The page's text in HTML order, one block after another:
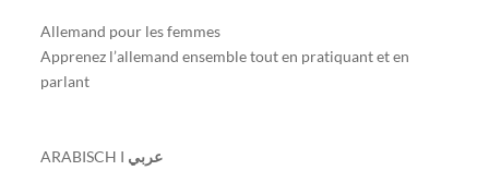
Allemand pour les femmes
Apprenez l’allemand ensemble tout en pratiquant et en
parlant
ARABISCH I عربي